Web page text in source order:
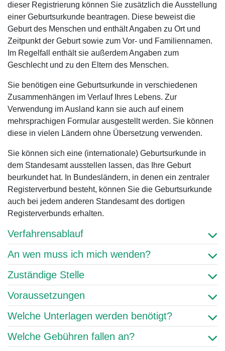
dieser Registrierung können Sie zusätzlich die Ausstellung
einer Geburtsurkunde beantragen. Diese beweist die
Geburt des Menschen und enthält Angaben zu Ort und
Zeitpunkt der Geburt sowie zum Vor- und Familiennamen.
Im Regelfall enthält sie außerdem Angaben zum
Geschlecht und zu den Eltern des Menschen.
Sie benötigen eine Geburtsurkunde in verschiedenen
Zusammenhängen im Verlauf Ihres Lebens. Zur
Verwendung im Ausland kann sie auch auf einem
mehrsprachigen Formular ausgestellt werden. Sie können
diese in vielen Ländern ohne Übersetzung verwenden.
Sie können sich eine (internationale) Geburtsurkunde in
dem Standesamt ausstellen lassen, das Ihre Geburt
beurkundet hat. In Bundesländern, in denen ein zentraler
Registerverbund besteht, können Sie die Geburtsurkunde
auch bei jedem anderen Standesamt des dortigen
Registerverbunds erhalten.
Verfahrensablauf
An wen muss ich mich wenden?
Zuständige Stelle
Voraussetzungen
Welche Unterlagen werden benötigt?
Welche Gebühren fallen an?